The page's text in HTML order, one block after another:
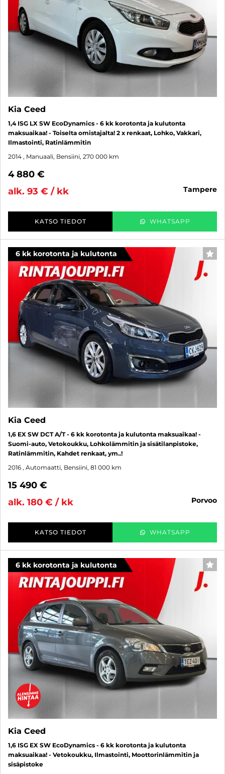
Kia Ceed
1,4 ISG LX SW EcoDynamics - 6 kk korotonta ja kulutonta
maksuaikaa! - Toiselta omistajalta! 2 x renkaat, Lohko, Vakkari,
Ilmastointi, Ratinlämmitin
2014 , Manuaali, Bensiini, 270 000 km
4 880 €
alk. 93 € / kk
tampere
KATSO TIEDOT WHATSAPP
6 kk korotonta ja kulutonta
Kia Ceed
1,6 EX SW DCT A/T - 6 kk korotonta ja kulutonta maksuaikaa! -
Suomi-auto, Vetokoukku, Lohkolämmitin ja sisätilanpistoke,
Ratinlämmitin, Kahdet renkaat, ym..!
2016 , Automaatti, Bensiini, 81 000 km
15 490 €
alk. 180 € / kk
porvoo
KATSO TIEDOT WHATSAPP
6 kk korotonta ja kulutonta
Kia Ceed
1,6 ISG EX SW EcoDynamics - 6 kk korotonta ja kulutonta
maksuaikaa! - Vetokoukku, Ilmastointi, Moottorinlämmitin ja
sisäpistoke